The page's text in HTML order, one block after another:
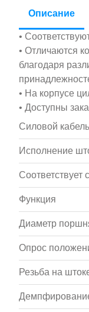
Описание
•
• Отличаются
благодаря
• На корпусе
• Доступны
Силовой кабель
Исполнение
Соответствует
Функция
Диаметр
Опрос
Резьба на